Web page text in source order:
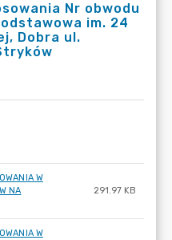
Nr obwodu
im. 24
Dobra ul.
W
NA
291.97 KB
W